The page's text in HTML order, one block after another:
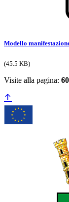
Modello
(45.5 KB)
Visite alla pagina: 60